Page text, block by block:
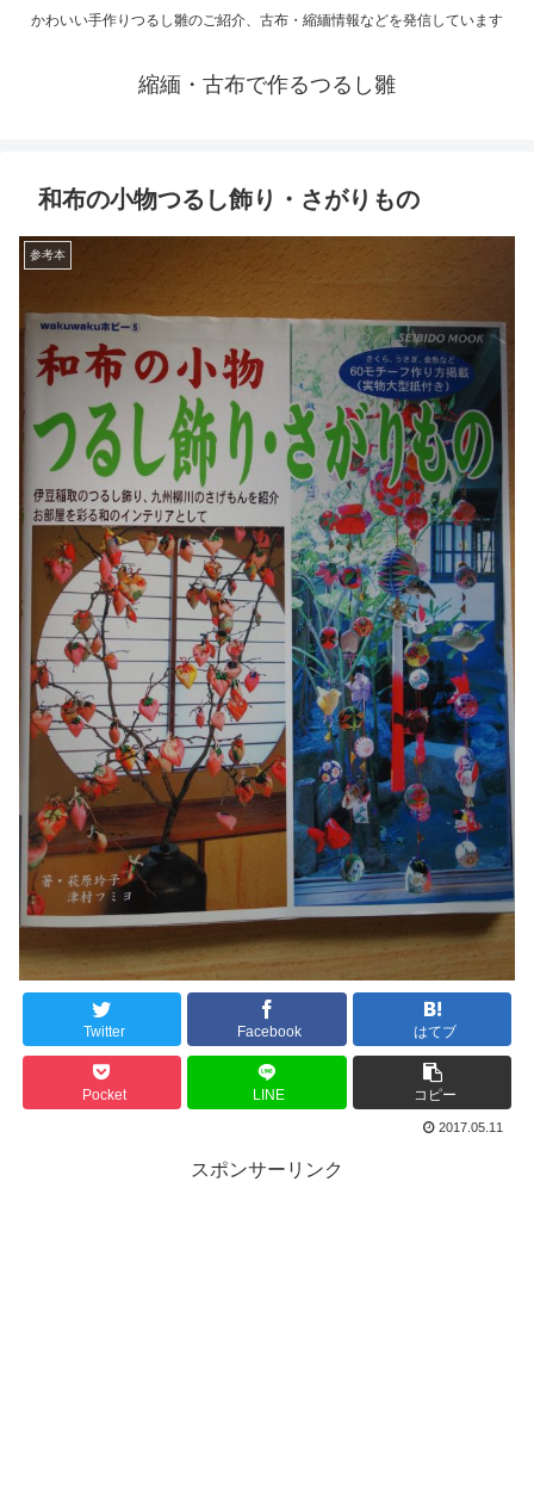
かわいい手作りつるし雛のご紹介、古布・縮緬情報などを発信しています
縮緬・古布で作るつるし雛
和布の小物つるし飾り・さがりもの
参考本
Twitter Facebook はてブ
Pocket LINE コピー
2017.05.11
スポンサーリンク